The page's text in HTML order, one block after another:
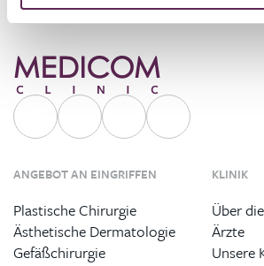
ANGEBOT AN EINGRIFFEN
Plastische Chirurgie
Ästhetische Dermatologie
Gefäßchirurgie
KLINIK
Über
Ärzte
Unsere